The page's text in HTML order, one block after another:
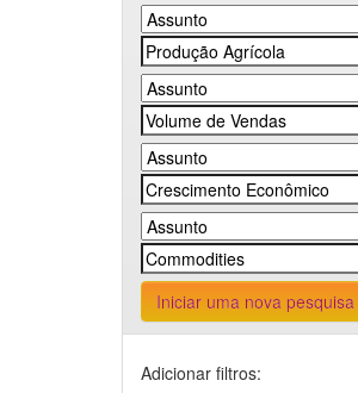
Iniciar uma nova pesquisa
Adicionar filtros: